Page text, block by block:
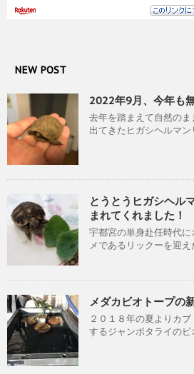
NEW POST
2022年9月、今年も
去年を踏まえて自然の
出てきたヒガシヘルマン
とうとうヒガシヘル
まれてくれました！
宇都宮の単身赴任時代
メであるリックーを迎
メダカビオトープの
２０１８年の夏よりカ
するジャンボタライのビ